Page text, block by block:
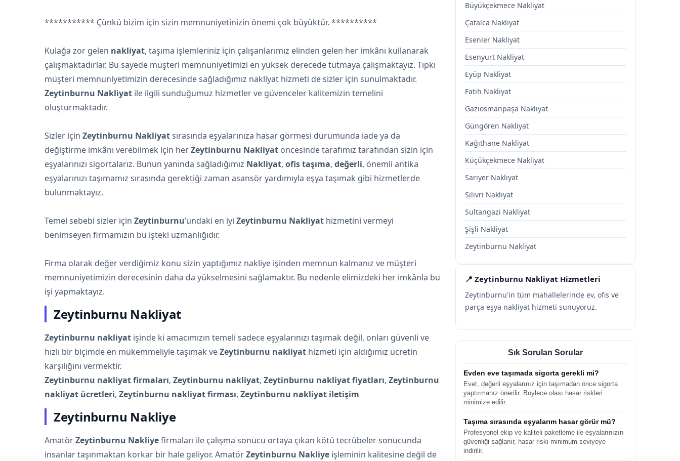
*********** Çünkü bizim için sizin memnuniyetinizin önemi çok büyüktür. **********
Kulağa zor gelen nakliyat, taşıma işlemleriniz için çalışanlarımız elinden gelen her imkânı kullanarak
çalışmaktadırlar. Bu sayede müşteri memnuniyetimizi en yüksek derecede tutmaya çalışmaktayız. Tıpkı
müşteri memnuniyetimizin derecesinde sağladığımız nakliyat hizmeti de sizler için sunulmaktadır.
Zeytinburnu Nakliyat ile ilgili sunduğumuz hizmetler ve güvenceler kalitemizin temelini
oluşturmaktadır.
Sizler için Zeytinburnu Nakliyatsırasında eşyalarınıza hasar görmesi durumunda iade ya da
değiştirme imkânı verebilmek için herZeytinburnu Nakliyat öncesinde tarafımız tarafından sizin için
eşyalarınızı sigortalarız. Bunun yanında sağladığımız Nakliyat, ofis taşıma, değerli, önemli antika
eşyalarınızı taşımamız sırasında gerektiği zaman asansör yardımıyla eşya taşımak gibi hizmetlerde
bulunmaktayız.
Temel sebebi sizler için Zeytinburnu’undaki en iyi Zeytinburnu Nakliyat hizmetini vermeyi
benimseyen firmamızın bu işteki uzmanlığıdır.
Firma olarak değer verdiğimiz konu sizin yaptığımız nakliye işinden memnun kalmanız ve müşteri
memnuniyetimizin derecesinin daha da yükselmesini sağlamaktır. Bu nedenle elimizdeki her imkânla bu
işi yapmaktayız.
Zeytinburnu Nakliyat
Zeytinburnu nakliyat işinde ki amacımızın temeli sadece eşyalarınızı taşımak değil, onları güvenli ve
hızlı bir biçimde en mükemmeliyle taşımak veZeytinburnu nakliyat hizmeti için aldığımız ücretin
karşılığını vermektir.
Zeytinburnu nakliyat firmaları, Zeytinburnu nakliyat, Zeytinburnu nakliyat fiyatları, Zeytinburnu
nakliyat ücretleri, Zeytinburnu nakliyat firması, Zeytinburnu nakliyat iletişim
Zeytinburnu Nakliye
AmatörZeytinburnu Nakliyefirmaları ile çalışma sonucu ortaya çıkan kötü tecrübeler sonucunda
insanlar taşınmaktan korkar bir hale geliyor. AmatörZeytinburnu Nakliye işleminin kalitesine değil de
Büyükçekmece Nakliyat
Çatalca Nakliyat
Esenler Nakliyat
Esenyurt Nakliyat
Eyüp Nakliyat
Fatih Nakliyat
Gaziosmanpaşa Nakliyat
Güngören Nakliyat
Kağıthane Nakliyat
Küçükçekmece Nakliyat
Sarıyer Nakliyat
Silivri Nakliyat
Sultangazi Nakliyat
Şişli Nakliyat
Zeytinburnu Nakliyat
📍 Zeytinburnu Nakliyat Hizmetleri
Zeytinburnu'in tüm mahallelerinde ev, ofis ve
parça eşya nakliyat hizmeti sunuyoruz.
Sık Sorulan Sorular
Evden eve taşımada sigorta gerekli mi?
Evet, değerli eşyalarınız için taşımadan önce sigorta
yaptırmanız önerilir. Böylece olası hasar riskleri
minimize edilir.
Taşıma sırasında eşyalarım hasar görür mü?
Profesyonel ekip ve kaliteli paketleme ile eşyalarınızın
güvenliği sağlanır, hasar riski minimum seviyeye
indirilir.